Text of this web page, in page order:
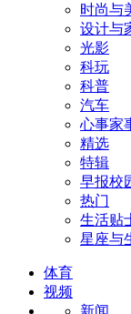
时尚与
设计与
光影
科玩
科普
汽车
心事家
精选
特辑
早报校
热门
生活贴
星座与
体育
视频